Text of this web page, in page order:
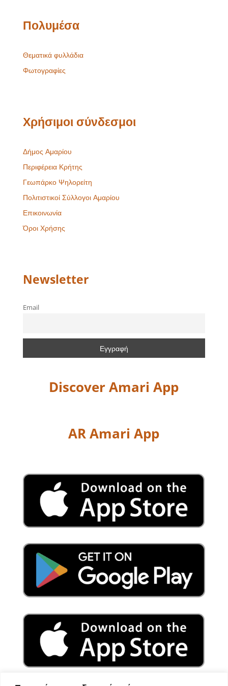
Πολυμέσα
Θεματικά φυλλάδια
Φωτογραφίες
Χρήσιμοι σύνδεσμοι
Δήμος Αμαρίου
Περιφέρεια Κρήτης
Γεωπάρκο Ψηλορείτη
Πολιτιστικοί Σύλλογοι Αμαρίου
Επικοινωνία
Όροι Χρήσης
Newsletter
Email
Discover Amari App
AR Amari App